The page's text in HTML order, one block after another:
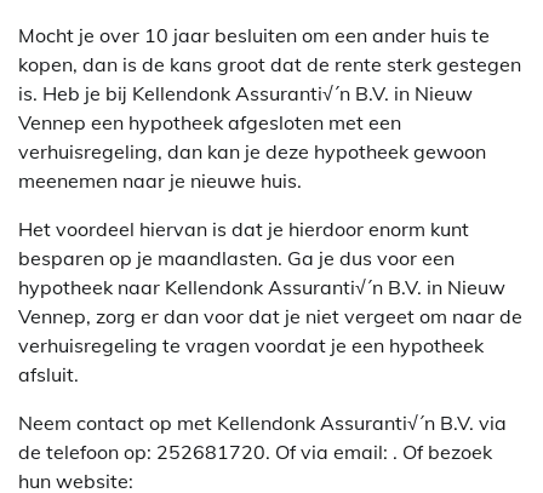
Mocht je over 10 jaar besluiten om een ander huis te
kopen, dan is de kans groot dat de rente sterk gestegen
is. Heb je bij Kellendonk Assuranti√´n B.V. in Nieuw
Vennep een hypotheek afgesloten met een
verhuisregeling, dan kan je deze hypotheek gewoon
meenemen naar je nieuwe huis.
Het voordeel hiervan is dat je hierdoor enorm kunt
besparen op je maandlasten. Ga je dus voor een
hypotheek naar Kellendonk Assuranti√´n B.V. in Nieuw
Vennep, zorg er dan voor dat je niet vergeet om naar de
verhuisregeling te vragen voordat je een hypotheek
afsluit.
Neem contact op met Kellendonk Assuranti√´n B.V. via
de telefoon op: 252681720. Of via email: . Of bezoek
hun website: